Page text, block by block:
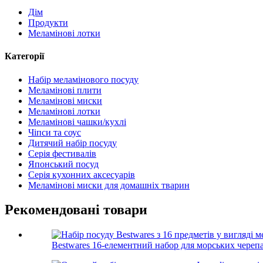
Дім
Продукти
Меламінові лотки
Категорії
Набір меламінового посуду
Меламінові плити
Меламінові миски
Меламінові лотки
Меламінові чашки/кухлі
Чіпси та соус
Дитячий набір посуду
Серія фестивалів
Японський посуд
Серія кухонних аксесуарів
Меламінові миски для домашніх тварин
Рекомендовані товари
Bestwares 16-елементний набор для морських